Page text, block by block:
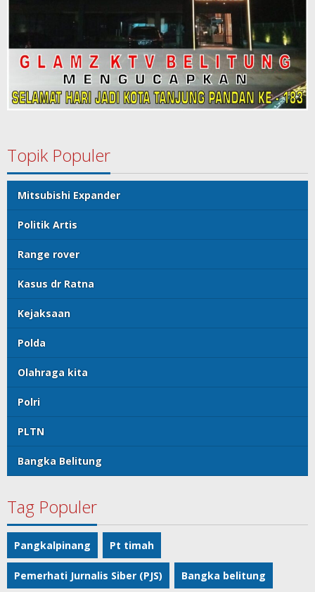
Topik Populer
Mitsubishi Expander
Politik Artis
Range rover
Kasus dr Ratna
Kejaksaan
Polda
Olahraga kita
Polri
PLTN
Bangka Belitung
Tag Populer
Pangkalpinang Pt timah
Pemerhati Jurnalis Siber (PJS) Bangka belitung